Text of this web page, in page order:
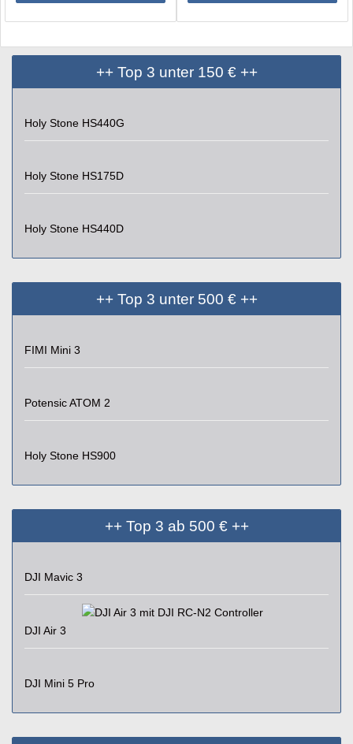
++ Top 3 unter 150 € ++
Holy Stone HS440G
Holy Stone HS175D
Holy Stone HS440D
++ Top 3 unter 500 € ++
FIMI Mini 3
Potensic ATOM 2
Holy Stone HS900
++ Top 3 ab 500 € ++
DJI Mavic 3
DJI Air 3
DJI Mini 5 Pro